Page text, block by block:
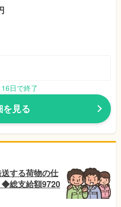
日で終了
を見る
する荷物の仕
総支給額9720